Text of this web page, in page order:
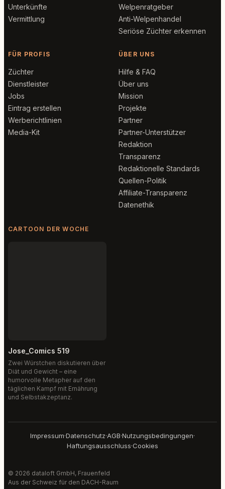
Unterkünfte
Vermittlung
Welpenratgeber
Anti-Welpenhandel
Seriöse Züchter erkennen
FÜR PROFIS
Züchter
Dienstleister
Jobs
Eintrag erstellen
Werberichtlinien
Media-Kit
ÜBER UNS
Hilfe & FAQ
Über uns
Mission
Projekte
Partner
Partner-Unterstützer
Redaktion
Transparenz
Redaktionelle Standards
Quellen-Politik
Affiliate-Transparenz
Datenethik
CARTOON DER WOCHE
Jose_Comics 519
Zwei Würstchen diskutieren über
Diät und Gewicht – eine
humorvolle Metapher auf den
täglichen Kampf mit Ernährung
und Selbstakzeptanz.
Impressum·Datenschutz·AGB·Nutzungsbedingungen·
Haftungsausschluss·Cookies
© 2026 dataloft GmbH, Frauenfeld
Aus der Schweiz für den DACH-Raum